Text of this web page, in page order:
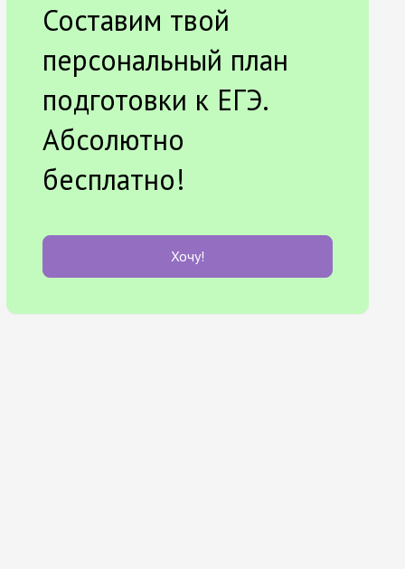
Составим твой
персональный план
подготовки к ЕГЭ.
Абсолютно
бесплатно!
Хочу!